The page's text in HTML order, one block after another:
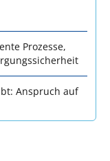
Prozesse,
Anspruch auf